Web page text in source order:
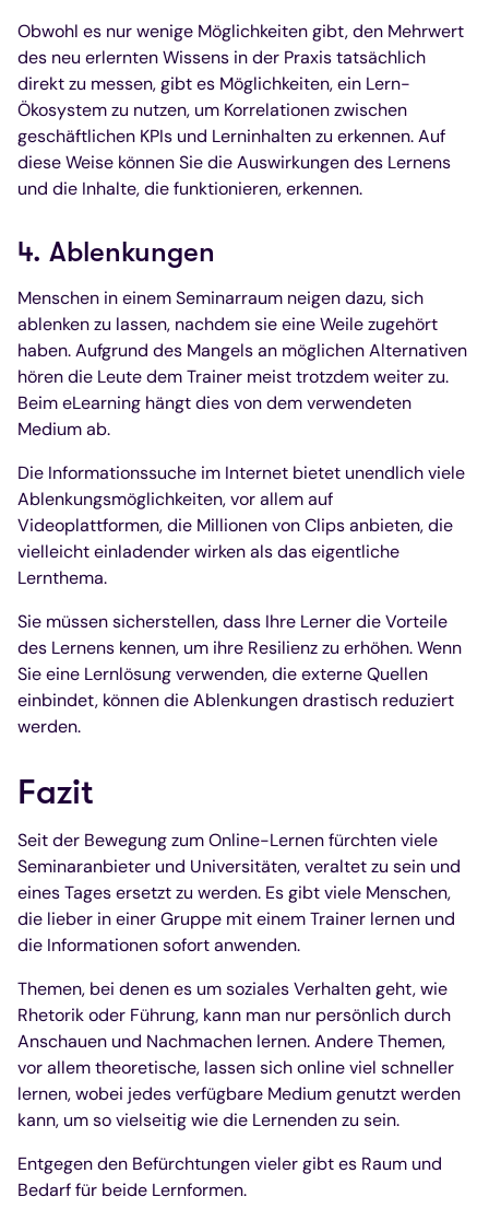
Obwohl es nur wenige Möglichkeiten gibt, den Mehrwert
des neu erlernten Wissens in der Praxis tatsächlich
direkt zu messen, gibt es Möglichkeiten, ein Lern-
Ökosystem zu nutzen, um Korrelationen zwischen
geschäftlichen KPIs und Lerninhalten zu erkennen. Auf
diese Weise können Sie die Auswirkungen des Lernens
und die Inhalte, die funktionieren, erkennen.
4. Ablenkungen
Menschen in einem Seminarraum neigen dazu, sich
ablenken zu lassen, nachdem sie eine Weile zugehört
haben. Aufgrund des Mangels an möglichen Alternativen
hören die Leute dem Trainer meist trotzdem weiter zu.
Beim eLearning hängt dies von dem verwendeten
Medium ab.
Die Informationssuche im Internet bietet unendlich viele
Ablenkungsmöglichkeiten, vor allem auf
Videoplattformen, die Millionen von Clips anbieten, die
vielleicht einladender wirken als das eigentliche
Lernthema.
Sie müssen sicherstellen, dass Ihre Lerner die Vorteile
des Lernens kennen, um ihre Resilienz zu erhöhen. Wenn
Sie eine Lernlösung verwenden, die externe Quellen
einbindet, können die Ablenkungen drastisch reduziert
werden.
Fazit
Seit der Bewegung zum Online-Lernen fürchten viele
Seminaranbieter und Universitäten, veraltet zu sein und
eines Tages ersetzt zu werden. Es gibt viele Menschen,
die lieber in einer Gruppe mit einem Trainer lernen und
die Informationen sofort anwenden.
Themen, bei denen es um soziales Verhalten geht, wie
Rhetorik oder Führung, kann man nur persönlich durch
Anschauen und Nachmachen lernen. Andere Themen,
vor allem theoretische, lassen sich online viel schneller
lernen, wobei jedes verfügbare Medium genutzt werden
kann, um so vielseitig wie die Lernenden zu sein.
Entgegen den Befürchtungen vieler gibt es Raum und
Bedarf für beide Lernformen.